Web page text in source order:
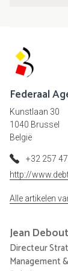
Federaal
Kunstlaan 30
1040 Brussel
België
+32 257
http://
Alle artikelen
Jean
Directeur
Management